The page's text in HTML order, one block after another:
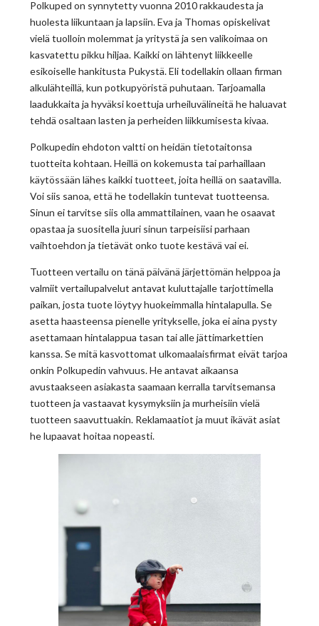
Polkuped on synnytetty vuonna 2010 rakkaudesta ja
huolesta liikuntaan ja lapsiin. Eva ja Thomas opiskelivat
vielä tuolloin molemmat ja yritystä ja sen valikoimaa on
kasvatettu pikku hiljaa. Kaikki on lähtenyt liikkeelle
esikoiselle hankitusta Pukystä. Eli todellakin ollaan firman
alkulähteillä, kun potkupyöristä puhutaan. Tarjoamalla
laadukkaita ja hyväksi koettuja urheiluvälineitä he haluavat
tehdä osaltaan lasten ja perheiden liikkumisesta kivaa.
Polkupedin ehdoton valtti on heidän tietotaitonsa
tuotteita kohtaan. Heillä on kokemusta tai parhaillaan
käytössään lähes kaikki tuotteet, joita heillä on saatavilla.
Voi siis sanoa, että he todellakin tuntevat tuotteensa.
Sinun ei tarvitse siis olla ammattilainen, vaan he osaavat
opastaa ja suositella juuri sinun tarpeisiisi parhaan
vaihtoehdon ja tietävät onko tuote kestävä vai ei.
Tuotteen vertailu on tänä päivänä järjettömän helppoa ja
valmiit vertailupalvelut antavat kuluttajalle tarjottimella
paikan, josta tuote löytyy huokeimmalla hintalapulla. Se
asetta haasteensa pienelle yritykselle, joka ei aina pysty
asettamaan hintalappua tasan tai alle jättimarkettien
kanssa. Se mitä kasvottomat ulkomaalaisfirmat eivät tarjoa
onkin Polkupedin vahvuus. He antavat aikaansa
avustaakseen asiakasta saamaan kerralla tarvitsemansa
tuotteen ja vastaavat kysymyksiin ja murheisiin vielä
tuotteen saavuttuakin. Reklamaatiot ja muut ikävät asiat
he lupaavat hoitaa nopeasti.